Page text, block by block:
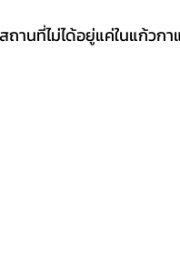
ถานที่ไม่ได้อยู่แค่ในแก้ว